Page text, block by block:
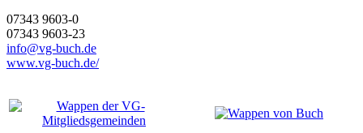
07343 9603-0
07343 9603-23
info@vg-buch.de
www.vg-buch.de/